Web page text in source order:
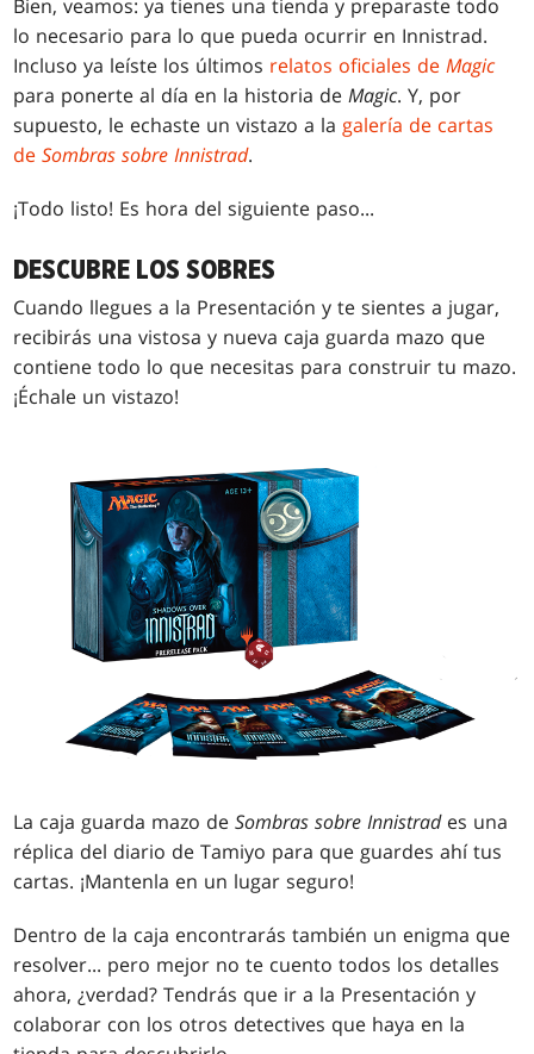
Bien, veamos: ya tienes una tienda y preparaste todo
lo necesario para lo que pueda ocurrir en Innistrad.
Incluso ya leíste los últimos relatos oficiales deMagic
para ponerte al día en la historia deMagic. Y, por
supuesto, le echaste un vistazo a la galería de cartas
deSombras sobre Innistrad.
¡Todo listo! Es hora del siguiente paso...
DESCUBRE LOS SOBRES
Cuando llegues a la Presentación y te sientes a jugar,
recibirás una vistosa y nueva caja guarda mazo que
contiene todo lo que necesitas para construir tu mazo.
¡Échale un vistazo!
La caja guarda mazo deSombras sobre Innistrades una
réplica del diario de Tamiyo para que guardes ahí tus
cartas. ¡Mantenla en un lugar seguro!
Dentro de la caja encontrarás también un enigma que
resolver... pero mejor no te cuento todos los detalles
ahora, ¿verdad? Tendrás que ir a la Presentación y
colaborar con los otros detectives que haya en la